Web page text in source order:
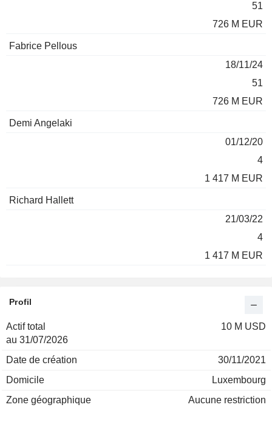
51
726 M EUR
Fabrice Pellous
18/11/24
51
726 M EUR
Demi Angelaki
01/12/20
4
1 417 M EUR
Richard Hallett
21/03/22
4
1 417 M EUR
Profil
Actif total
au 31/07/2026
10 M USD
Date de création
30/11/2021
Domicile
Luxembourg
Zone géographique
Aucune restriction